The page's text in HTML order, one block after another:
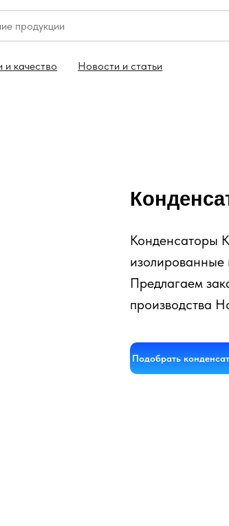
и качество Новости и статьи
Подобрать
Конденсаторы
изолированные
Предлагаем
производства